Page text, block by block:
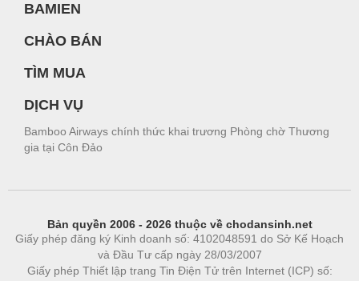
BAMIEN
CHÀO BÁN
TÌM MUA
DỊCH VỤ
Bamboo Airways chính thức khai trương Phòng chờ Thương
gia tại Côn Đảo
Bản quyền 2006 - 2026 thuộc về chodansinh.net
Giấy phép đăng ký Kinh doanh số: 4102048591 do Sở Kế Hoạch
và Đầu Tư cấp ngày 28/03/2007
Giấy phép Thiết lập trang Tin Điện Tử trên Internet (ICP) số: